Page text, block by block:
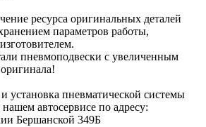
ресурса оригинальных деталей
параметров работы,
пневмоподвески с увеличенным
установка пневматической системы
автосервисе по адресу:
Бершанской 349Б